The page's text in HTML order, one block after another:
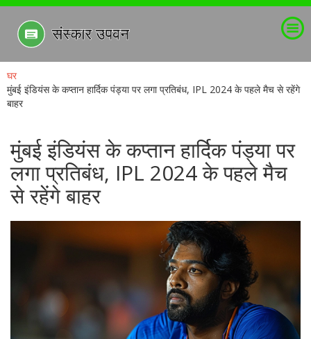
घर
मुंबई इंडियंस के कप्तान हार्दिक पंड्या पर लगा प्रतिबंध, IPL 2024 के पहले मैच से रहेंगे
बाहर
मुंबई इंडियंस के कप्तान हार्दिक पंड्या पर
लगा प्रतिबंध, IPL 2024 के पहले मैच
से रहेंगे बाहर